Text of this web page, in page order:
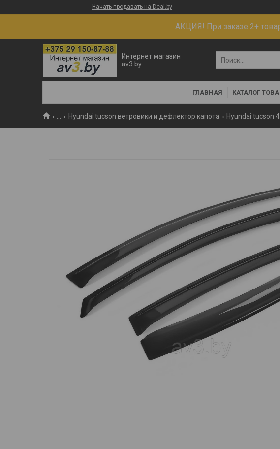
Начать продавать на Deal.by
АКЦИЯ! При заказе 2+
Интернет магазин
av3.by
ГЛАВНАЯ КАТАЛОГ
Hyundai tucson ветровики и дефлектор капота Hyundai tucson